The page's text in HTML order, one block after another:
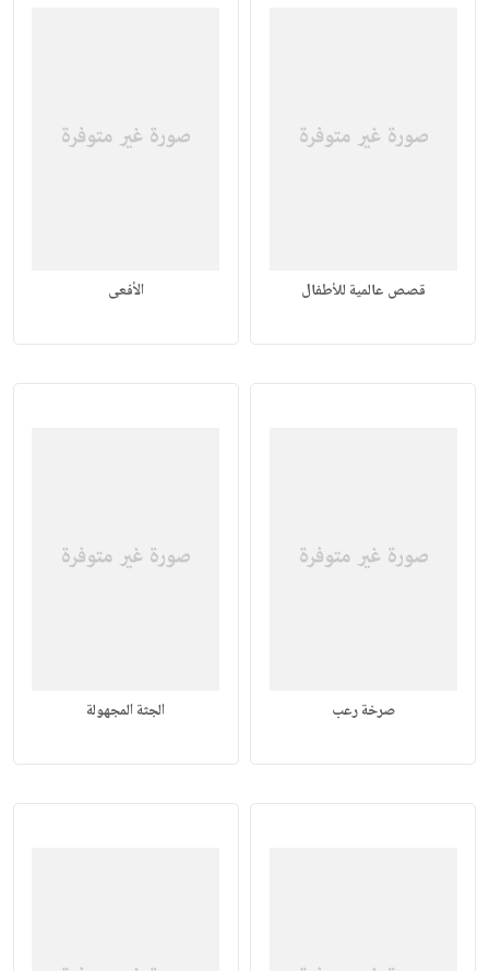
قصص عالمية للأطفال الأفعى
صرخة رعب الجثة المجهولة